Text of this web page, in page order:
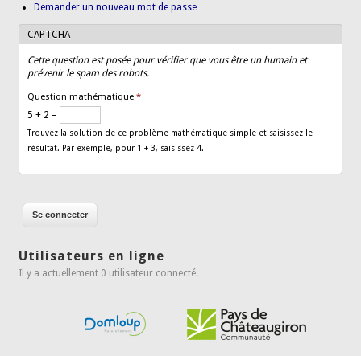
Demander un nouveau mot de passe
CAPTCHA
Cette question est posée pour vérifier que vous être un humain et
prévenir le spam des robots.
Question mathématique*
5 + 2 =
Trouvez la solution de ce problème mathématique simple et saisissez le
résultat. Par exemple, pour 1 + 3, saisissez 4.
Utilisateurs en ligne
Il y a actuellement 0 utilisateur connecté.